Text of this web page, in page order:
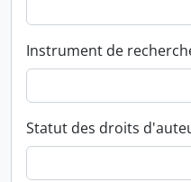
Instrument de
Statut des droits